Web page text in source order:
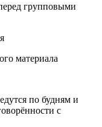
групповыми
материала
по будням и
с